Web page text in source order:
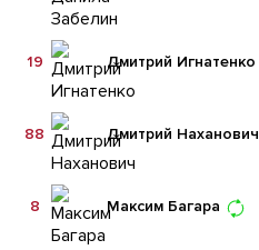
Дмитрий Игнатенко
19
Дмитрий Наханович
88
Максим Багара
8